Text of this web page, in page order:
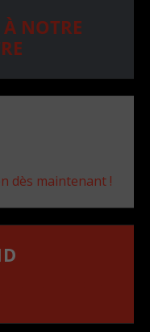
NOTRE
dès maintenant !